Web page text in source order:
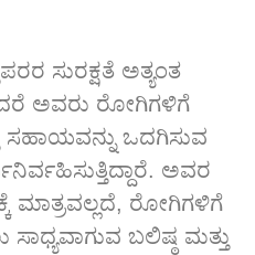
ಸುರಕ್ಷತೆ ಅತ್ಯಂತ
ಅವರು ರೋಗಿಗಳಿಗೆ
ಸಹಾಯವನ್ನು ಒದಗಿಸುವ
ಅವರ
ಮಾತ್ರವಲ್ಲದೆ, ರೋಗಿಗಳಿಗೆ
ಬಲಿಷ್ಠ ಮತ್ತು